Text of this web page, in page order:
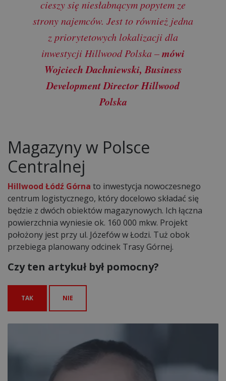
cieszy się niesłabnącym popytem ze
strony najemców. Jest to również jedna
z priorytetowych lokalizacji dla
inwestycji Hillwood Polska –mówi
Wojciech Dachniewski, Business
Development Director Hillwood
Polska
Magazyny w Polsce
Centralnej
Hillwood Łódź Górna to inwestycja nowoczesnego
centrum logistycznego, który docelowo składać się
będzie z dwóch obiektów magazynowych. Ich łączna
powierzchnia wyniesie ok. 160 000 mkw. Projekt
położony jest przy ul. Józefów w Łodzi. Tuż obok
przebiega planowany odcinek Trasy Górnej.
Czy ten artykuł był pomocny?
TAK NIE